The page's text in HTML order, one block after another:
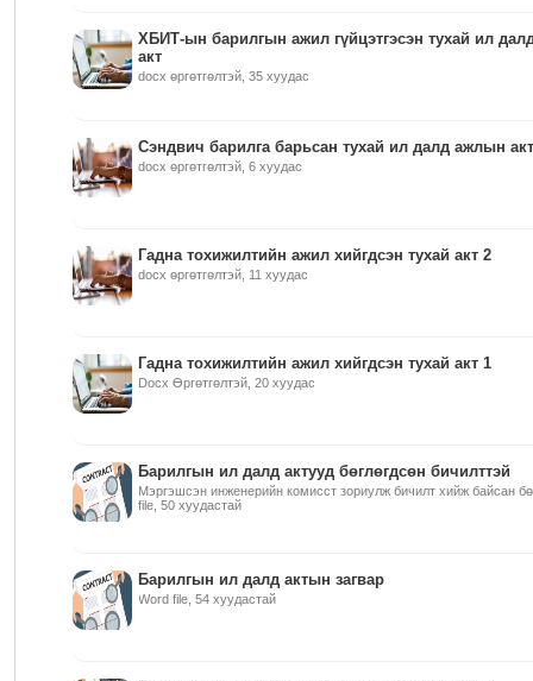
ХБИТ-ын барилгын ажил гүйцэтгэсэн тухай ил
акт
docx өргөтгөлтэй, 35 хуудас
Сэндвич барилга барьсан тухай ил далд ажлын акт
docx өргөтгөлтэй, 6 хуудас
Гадна тохижилтийн ажил хийгдсэн тухай акт 2
docx өргөтгөлтэй, 11 хуудас
Гадна тохижилтийн ажил хийгдсэн тухай акт 1
Docx Өргөтгөлтэй, 20 хуудас
Барилгын ил далд актууд бөглөгдсөн бичилттэй
Мэргэшсэн инженерийн комисст зориулж бичилт хийж байсан
file, 50 хуудастай
Барилгын ил далд актын загвар
Word file, 54 хуудастай